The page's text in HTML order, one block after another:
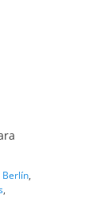
Berlín,
,